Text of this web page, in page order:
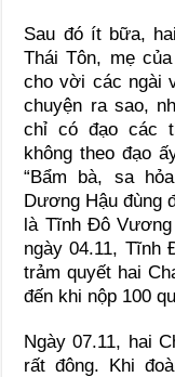
Sau đó ít bữa,
Thái Tôn, mẹ
cho vời các ngài
chuyện ra sao,
chỉ có đạo các
không theo đạo
“Bẩm bà, sa
Dương Hậu đùng
là Tĩnh Đô
ngày 04.11, Tĩnh
trảm quyết hai
đến khi nộp 100
Ngày 07.11, hai
rất đông. Khi